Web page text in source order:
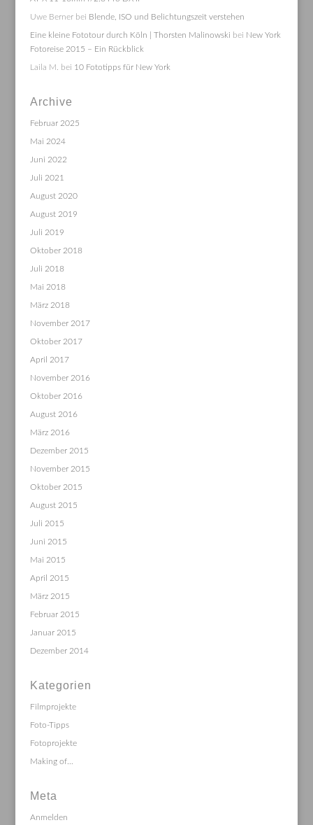
Uwe Bernerbei Blende, ISO und Belichtungszeit verstehen
Eine kleine Fototour durch Köln | Thorsten Malinowski bei New York
Fotoreise 2015 – Ein Rückblick
Laila M. bei 10 Fototipps für New York
Archive
Februar 2025
Mai 2024
Juni 2022
Juli 2021
August 2020
August 2019
Juli 2019
Oktober 2018
Juli 2018
Mai 2018
März 2018
November 2017
Oktober 2017
April 2017
November 2016
Oktober 2016
August 2016
März 2016
Dezember 2015
November 2015
Oktober 2015
August 2015
Juli 2015
Juni 2015
Mai 2015
April 2015
März 2015
Februar 2015
Januar 2015
Dezember 2014
Kategorien
Filmprojekte
Foto-Tipps
Fotoprojekte
Making of…
Meta
Anmelden